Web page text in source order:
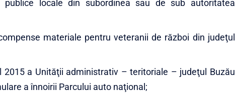
locale din subordinea sau de sub autoritatea
materiale pentru veteranii de război din judeţul
2015 a Unităţii administrativ – teritoriale – judeţul Buzău
a înnoirii Parcului auto naţional;